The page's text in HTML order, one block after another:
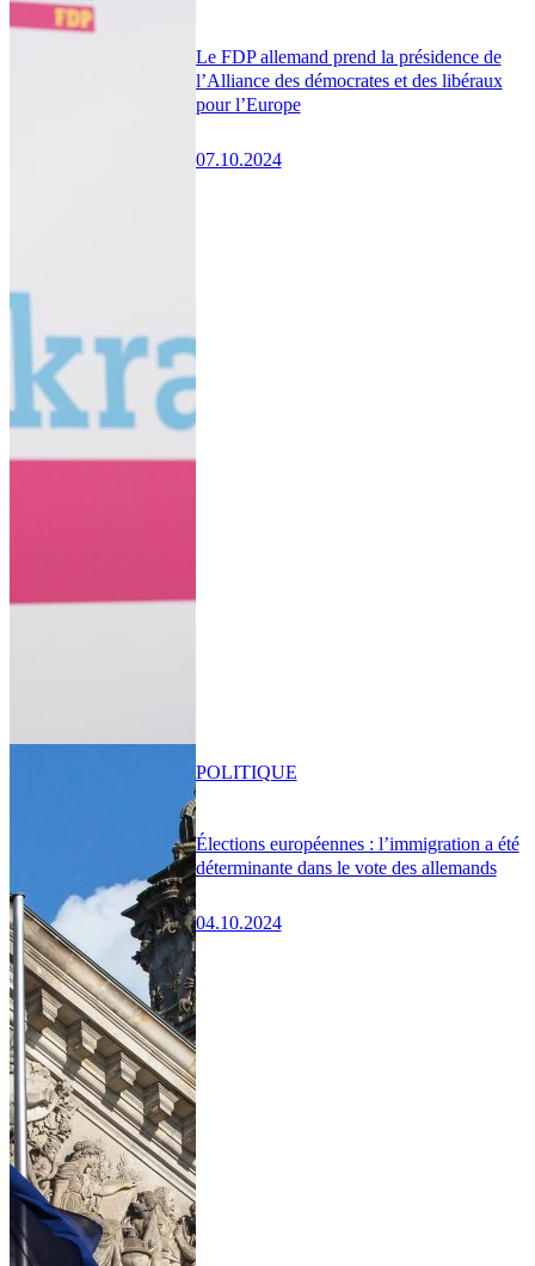
Le FDP allemand prend la présidence de
l’Alliance des démocrates et des libéraux
pour l’Europe
07.10.2024
Élections européennes : l’immigration a été
déterminante dans le vote des allemands
04.10.2024
POLITIQUE